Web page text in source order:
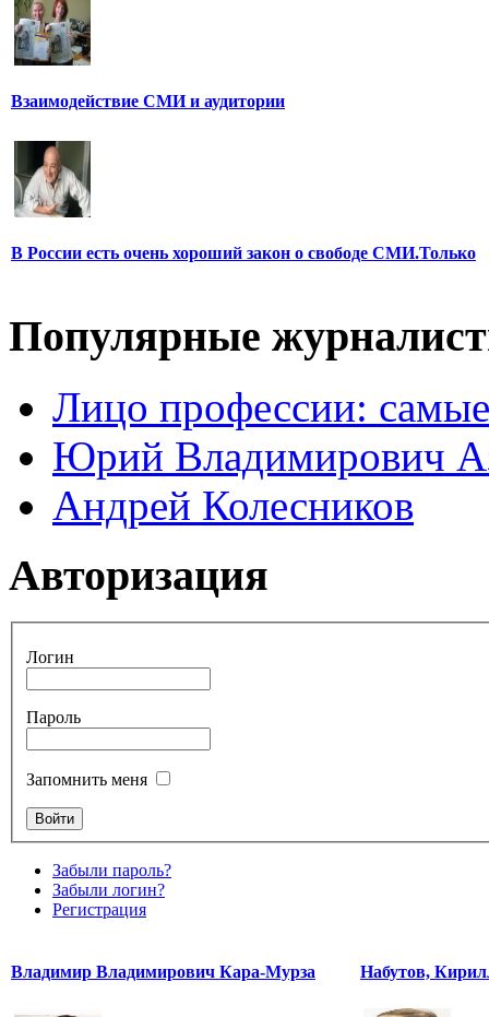
Взаимодействие СМИ и аудитории
В России есть очень хороший закон о свободе СМИ.Только
Популярные
Лицо профессии:
Юрий Владимирович
Андрей Колесников
Авторизация
Логин
Пароль
Запомнить меня
Забыли пароль?
Забыли логин?
Регистрация
Владимир Владимирович Кара-Мурза Набутов,